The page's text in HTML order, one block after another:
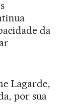
da
Lagarde,
por sua